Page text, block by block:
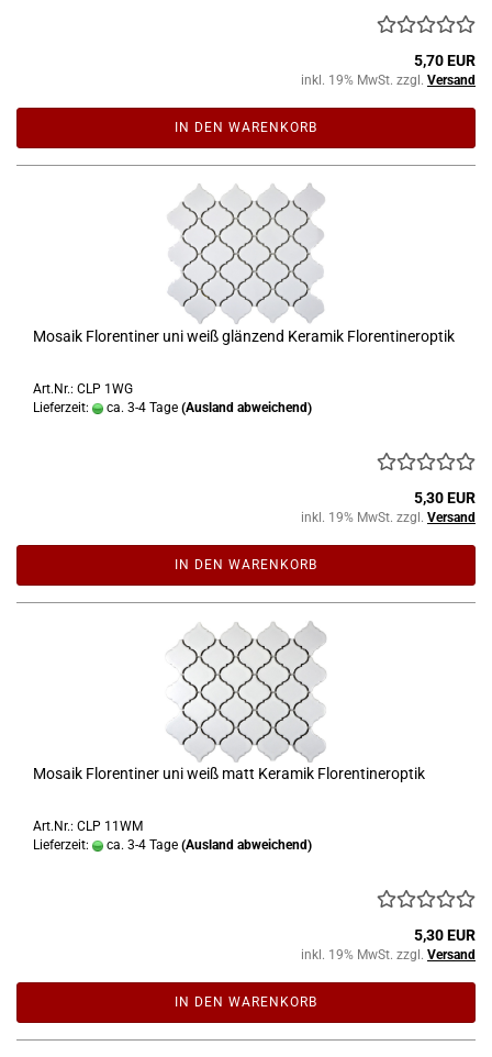
5,70 EUR
inkl. 19% MwSt. zzgl. Versand
IN DEN WARENKORB
Mosaik Florentiner uni weiß glänzend Keramik Florentineroptik
Art.Nr.: CLP 1WG
Lieferzeit:
ca. 3-4 Tage (Ausland abweichend)
5,30 EUR
inkl. 19% MwSt. zzgl. Versand
IN DEN WARENKORB
Mosaik Florentiner uni weiß matt Keramik Florentineroptik
Art.Nr.: CLP 11WM
Lieferzeit:
ca. 3-4 Tage (Ausland abweichend)
5,30 EUR
inkl. 19% MwSt. zzgl. Versand
IN DEN WARENKORB